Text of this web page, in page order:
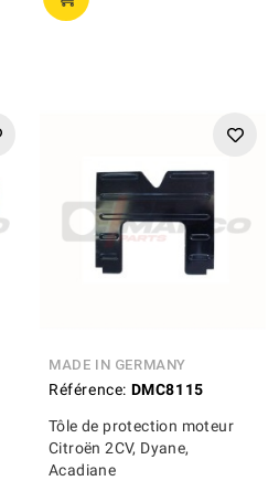
MADE IN GERMANY
Référence: DMC8115
Tôle de protection moteur
Citroën 2CV, Dyane,
Acadiane